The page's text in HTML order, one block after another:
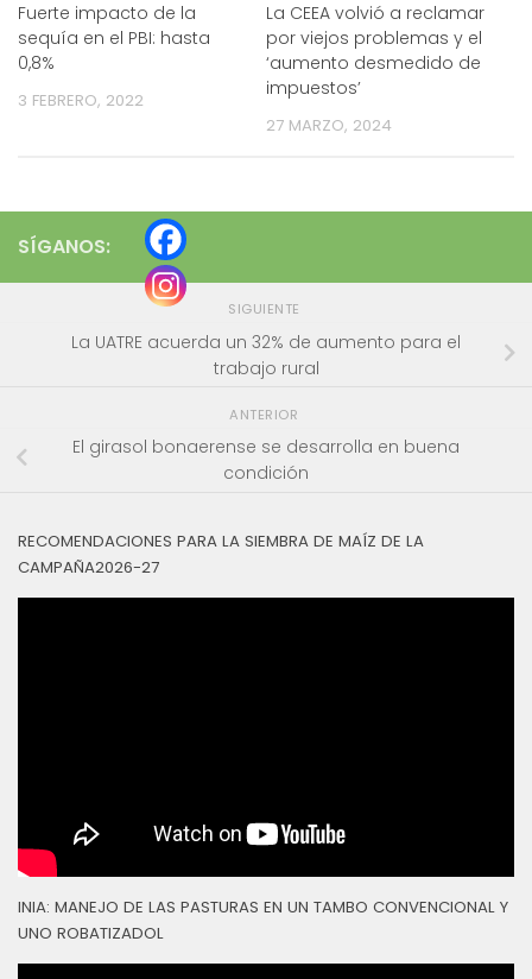
Fuerte impacto de la
sequía en el PBI: hasta
0,8%
3 FEBRERO, 2022
La CEEA volvió a reclamar
por viejos problemas y el
‘aumento desmedido de
impuestos’
27 MARZO, 2024
SÍGANOS:
SIGUIENTE
La UATRE acuerda un 32% de aumento para el
trabajo rural
ANTERIOR
El girasol bonaerense se desarrolla en buena
condición
RECOMENDACIONES PARA LA SIEMBRA DE MAÍZ DE LA
CAMPAÑA2026-27
INIA: MANEJO DE LAS PASTURAS EN UN TAMBO CONVENCIONAL Y
UNO ROBATIZADOL